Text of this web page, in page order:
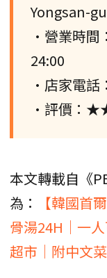
Yongsan-
•營業時間
24:00
•店家電話
•評價
本文轉載自《
為：
【韓國首
骨湯24H｜一
超市｜附中文